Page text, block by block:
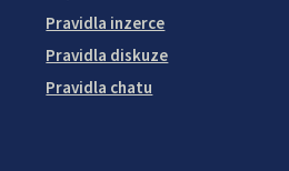
Pravidla inzerce
Pravidla diskuze
Pravidla chatu